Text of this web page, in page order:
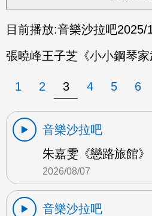
目前播放:音樂沙拉吧2025/
張曉峰王子芝《小小鋼琴
1 2 3 4 5 6
音樂沙拉吧
朱嘉雯《戀路旅館
2026/08/07
音樂沙拉吧